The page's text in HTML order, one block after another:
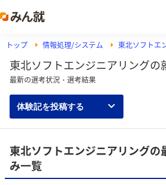
トップ 情報処理/システム 東北ソフトエ
東北ソフトエンジニアリングの
最新の選考状況・選考結果
体験記を投稿する
東北ソフトエンジニアリングの
み一覧